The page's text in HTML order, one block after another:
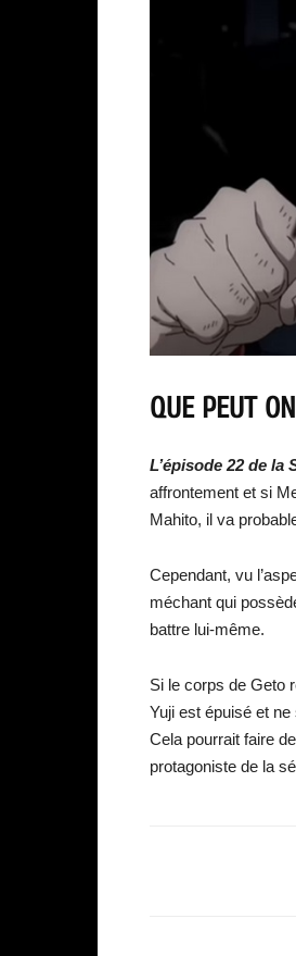
QUE PEUT
L’épisode 22 de la
affrontement et si
Mahito, il va
Cependant, vu
méchant qui
battre lui-même.
Si le corps de Geto
Yuji est épuisé et
Cela pourrait faire de
protagoniste de la